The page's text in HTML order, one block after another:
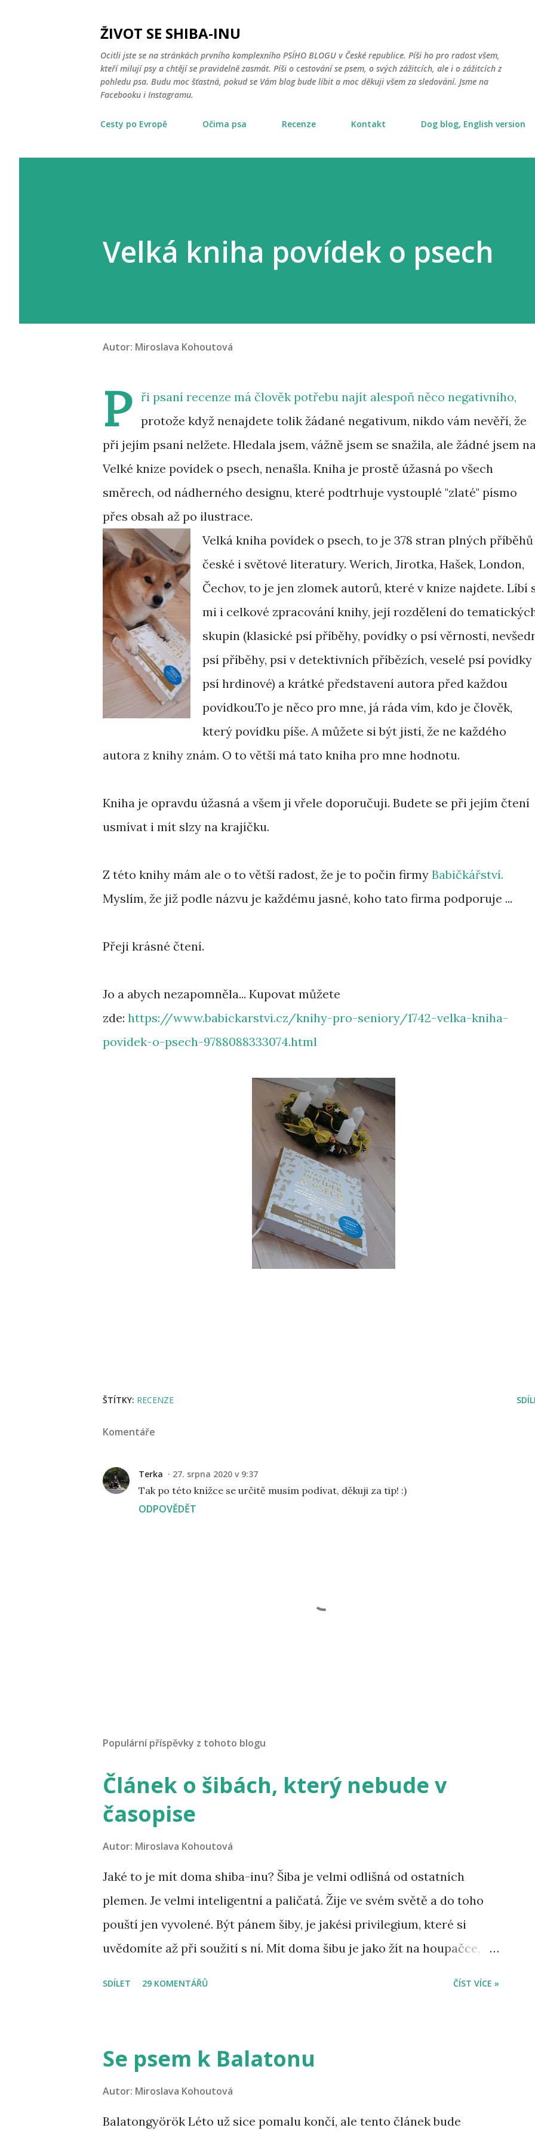
ŽIVOT SE SHIBA-INU
Ocitli jste se na stránkách prvního komplexního PSÍHO BLOGU v České republice. Píši ho pro radost všem,
kteří milují psy a chtějí se pravidelně zasmát. Píši o cestování se psem, o svých zážitcích, ale i o zážitcích z
pohledu psa. Budu moc šťastná, pokud se Vám blog bude líbit a moc děkuji všem za sledování. Jsme na
Facebooku i Instagramu.
Cesty po Evropě Očima psa Recenze Kontakt Dog blog, English version
Velká kniha povídek o psech
Autor: Miroslava Kohoutová
P
ři psaní recenze má člověk potřebu najít alespoň něco negativního,
protože když nenajdete tolik žádané negativum, nikdo vám nevěří, že
při jejím psaní nelžete. Hledala jsem, vážně jsem se snažila, ale žádné jsem
Velké knize povídek o psech, nenašla. Kniha je prostě úžasná po všech
směrech, od nádherného designu, které podtrhuje vystouplé "zlaté" písmo
přes obsah až po ilustrace.
Velká kniha povídek o psech, to je 378 stran plných příběhů
české i světové literatury. Werich, Jirotka, Hašek, London,
Čechov, to je jen zlomek autorů, které v knize najdete. Líbí
mi i celkové zpracování knihy, její rozdělení do
skupin (klasické psí příběhy, povídky o psí věrnosti,
psí příběhy, psi v detektivních příbězích, veselé psí povídky
psí hrdinové) a krátké představení autora před každou
povídkou.To je něco pro mne, já ráda vím, kdo je člověk,
který povídku píše. A můžete si být jistí, že ne každého
autora z knihy znám. O to větší má tato kniha pro mne hodnotu.
Kniha je opravdu úžasná a všem ji vřele doporučuji. Budete se při jejím čtení
usmívat i mít slzy na krajíčku.
Z této knihy mám ale o to větší radost, že je to počin firmy Babičkářství.
Myslím, že již podle názvu je každému jasné, koho tato firma podporuje ...
Přeji krásné čtení.
Jo a abych nezapomněla... Kupovat můžete
zde: https://www.babickarstvi.cz/knihy-pro-seniory/1742-velka-kniha-
povidek-o-psech-9788088333074.html
ŠTÍTKY: RECENZE
Komentáře
Terka 27. srpna 2020 v 9:37
Tak po této knížce se určitě musím podívat, děkuji za tip! :)
ODPOVĚDĚT
e
t
o
a
t
Populární příspěvky z tohoto blogu
Článek o šibách, který nebude v
časopise
Autor: Miroslava Kohoutová
Jaké to je mít doma shiba-inu? Šiba je velmi odlišná od ostatních
plemen. Je velmi inteligentní a paličatá. Žije ve svém světě a do toho
pouští jen vyvolené. Být pánem šiby, je jakési privilegium, které si
uvědomíte až při soužití s ní. Mít doma šibu je jako žít na houpačce,
pochopit ji. Musíte ji respektovat a stanovovat hranice velmi opatrně,
protože cokoliv uděláte špatně, xkrát se vám vrátí. Šiba není klasický
pes, je to snad jiný živočišný druh. Je hrozně věrná, oddaná, ale přitom
SDÍLET 29 KOMENTÁŘŮ ČÍST VÍCE »
Se psem k Balatonu
Autor: Miroslava Kohoutová
Balatongyörök Léto už sice pomalu končí, ale tento článek bude